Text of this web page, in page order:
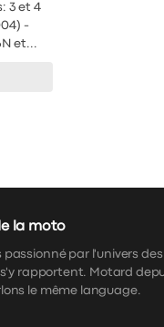
3 et 4
-
et...
la moto
passionné par l'univers
rapportent. Motard
le même language.